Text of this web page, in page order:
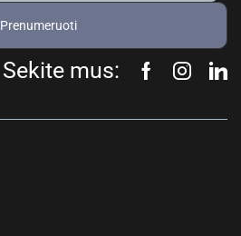
Prenumeruoti
Sekite mus: